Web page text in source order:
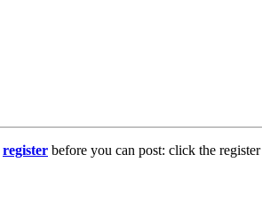
register before you can post: click the